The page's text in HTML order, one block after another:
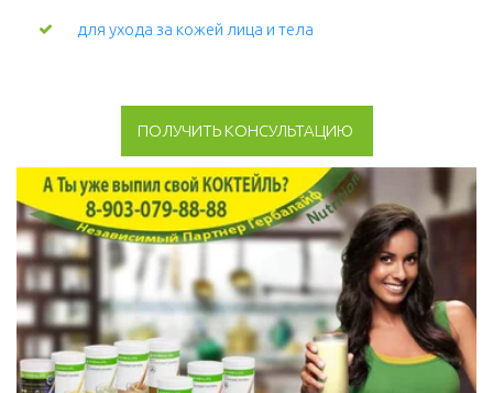
для ухода за кожей лица и тела
ПОЛУЧИТЬ КОНСУЛЬТАЦИЮ